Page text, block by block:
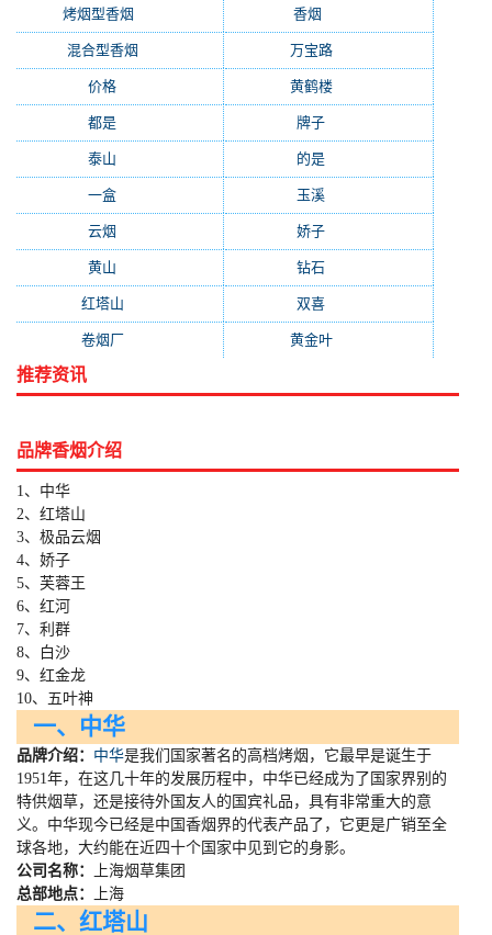
烤烟型香烟 香烟
混合型香烟 万宝路(331)
价格 黄鹤楼(315)
都是 牌子
泰山 的是
一盒 玉溪
云烟 娇子
黄山 钻石
红塔山 双喜
卷烟厂(154) 黄金叶(151)
推荐资讯
品牌香烟介绍
1、中华
2、红塔山
3、极品云烟
4、娇子
5、芙蓉王
6、红河
7、利群
8、白沙
9、红金龙
10、五叶神
一、中华
品牌介绍： 中华是我们国家著名的高档烤烟，它最早是诞生于
1951年，在这几十年的发展历程中，中华已经成为了国家界别的
特供烟草，还是接待外国友人的国宾礼品，具有非常重大的意
义。中华现今已经是中国香烟界的代表产品了，它更是广销至全
球各地，大约能在近四十个国家中见到它的身影。
公司名称：
上海烟草集团
总部地点：
上海
二、红塔山